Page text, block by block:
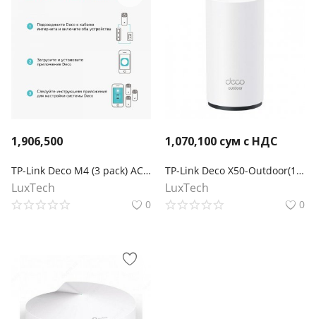
1,906,500
TP-Link Deco M4 (3 pack) AC1200 Домашняя Mesh Wi-Fi система
LuxTech
0
1,070,100 сум с НДС
TP-Link Deco X50-Outdoor(1-pack) Mesh-модуль AX3000 для улицы и помещений
LuxTech
0